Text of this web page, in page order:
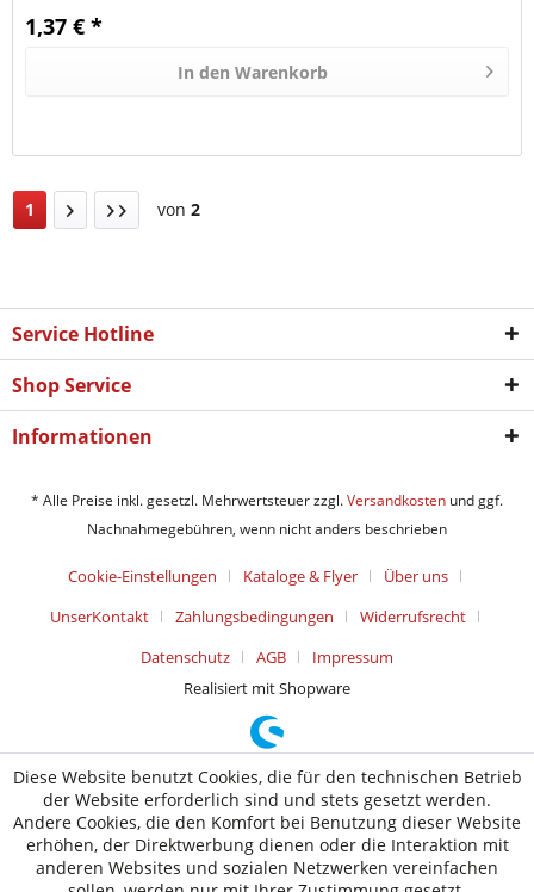
1,37 € *
In den Warenkorb
1 von 2
Service Hotline
Shop Service
Informationen
* Alle Preise inkl. gesetzl. Mehrwertsteuer zzgl.Versandkosten und ggf.
Nachnahmegebühren, wenn nicht anders beschrieben
Cookie-Einstellungen Kataloge & Flyer
Über uns
UnserKontakt
Zahlungsbedingungen
Widerrufsrecht
Datenschutz
AGB
Impressum
Realisiert mit Shopware
Diese Website benutzt Cookies, die für den technischen Betrieb
der Website erforderlich sind und stets gesetzt werden.
Andere Cookies, die den Komfort bei Benutzung dieser Website
erhöhen, der Direktwerbung dienen oder die Interaktion mit
anderen Websites und sozialen Netzwerken vereinfachen